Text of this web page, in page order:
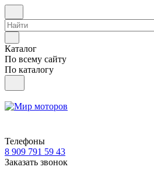
Каталог
По всему сайту
По каталогу
Телефоны
8 909 791 59 43
Заказать звонок